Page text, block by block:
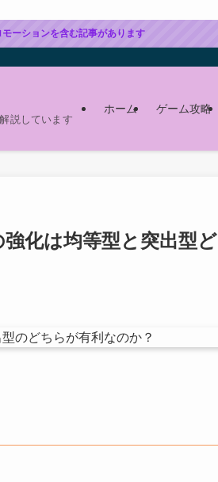
ーションを含む記事があります
説しています
ホーム ゲーム攻略
化は均等型と突出型ど